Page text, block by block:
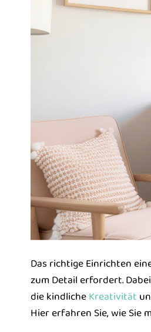
Das richtige Einrichten
zum Detail erfordert.
die kindlicheKreativität
Hier erfahren Sie, wie Sie